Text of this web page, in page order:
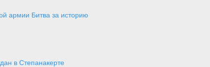
армии Битва за историю
в Степанакерте